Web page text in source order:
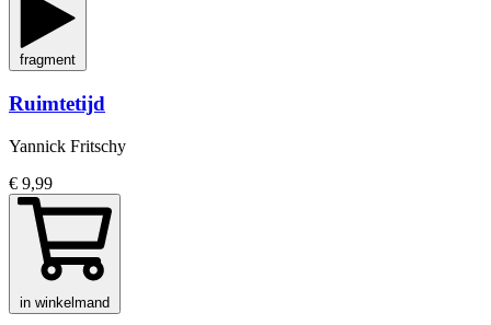
fragment
Ruimtetijd
Yannick Fritschy
€ 9,99
in winkelmand